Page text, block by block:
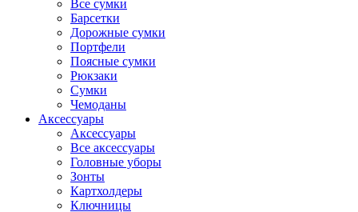
Все сумки
Барсетки
Дорожные сумки
Портфели
Поясные сумки
Рюкзаки
Сумки
Чемоданы
Аксессуары
Аксессуары
Все аксессуары
Головные уборы
Зонты
Картхолдеры
Ключницы